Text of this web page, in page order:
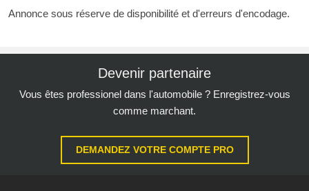
Annonce sous réserve de disponibilité et d'erreurs d'encodage.
Devenir partenaire
Vous êtes professionel dans l'automobile ? Enregistrez-vous
comme marchant.
DEMANDEZ VOTRE COMPTE PRO